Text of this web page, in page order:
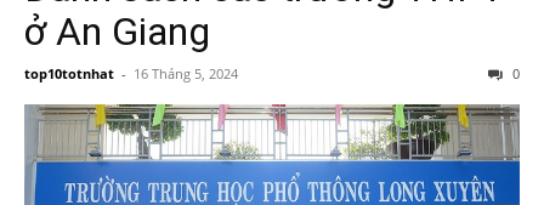
ở An Giang
top10totnhat - 16 Tháng 5, 2024 0